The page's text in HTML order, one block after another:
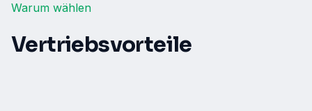
Warum wählen
Vertriebsvorteile